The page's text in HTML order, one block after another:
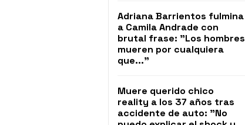
Adriana Barrientos fulmina
a Camila Andrade con
brutal frase: "Los hombres
mueren por cualquiera
que..."
Muere querido chico
reality a los 37 años tras
accidente de auto: "No